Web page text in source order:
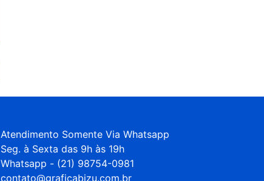
Atendimento Somente Via Whatsapp
Seg. à Sexta das 9h às 19h
Whatsapp - (21) 98754-0981
contato@graficabizu.com.br